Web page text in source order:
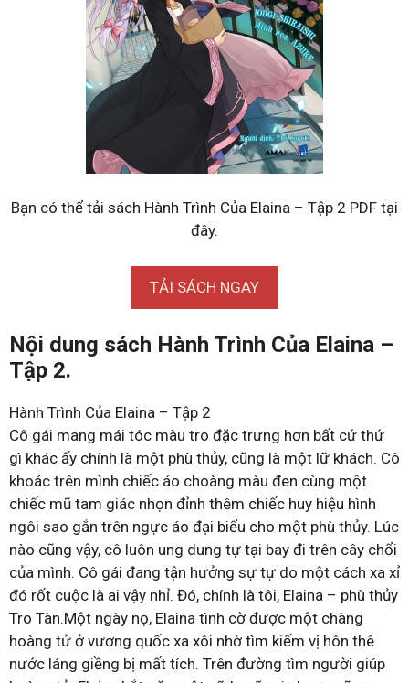
Bạn có thể tải sách Hành Trình Của Elaina – Tập 2 PDF tại
đây.
TẢI SÁCH NGAY
Nội dung sách Hành Trình Của Elaina –
Tập 2.
Hành Trình Của Elaina – Tập 2
Cô gái mang mái tóc màu tro đặc trưng hơn bất cứ thứ
gì khác ấy chính là một phù thủy, cũng là một lữ khách. Cô
khoác trên mình chiếc áo choàng màu đen cùng một
chiếc mũ tam giác nhọn đỉnh thêm chiếc huy hiệu hình
ngôi sao gắn trên ngực áo đại biểu cho một phù thủy. Lúc
nào cũng vậy, cô luôn ung dung tự tại bay đi trên cây chổi
của mình. Cô gái đang tận hưởng sự tự do một cách xa xỉ
đó rốt cuộc là ai vậy nhỉ. Đó, chính là tôi, Elaina – phù thủy
Tro Tàn.Một ngày nọ, Elaina tình cờ được một chàng
hoàng tử ở vương quốc xa xôi nhờ tìm kiếm vị hôn thê
nước láng giềng bị mất tích. Trên đường tìm người giúp